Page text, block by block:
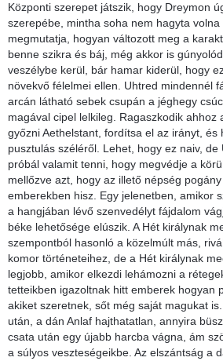
Központi szerepet játszik, hogy Dreymon
szerepébe, mintha soha nem hagyta
megmutatja, hogyan változott meg a
benne szikra és báj, még akkor is
veszélybe kerül, bár hamar kiderül, hogy
növekvő félelmei ellen. Uhtred mindennél
arcán látható sebek csupán a jéghegy
magával cipel lelkileg. Ragaszkodik ahhoz
győzni Aethelstant, fordítsa el az irányt, és
pusztulás széléről. Lehet, hogy ez naiv,
próbál valamit tenni, hogy megvédje a
mellőzve azt, hogy az illető népség
emberekben hisz. Egy jelenetben, amikor
a hangjában lévő szenvedélyt fájdalom
béke lehetősége elúszik. A Hét királynak
szempontból hasonló a közelmúlt más,
komor történeteihez, de a Hét királynak
legjobb, amikor elkezdi lehámozni a
tetteikben igazoltnak hitt emberek hogyan
akiket szeretnek, sőt még saját magukat
után, a dán Anlaf hajthatatlan, annyira
csata után egy újabb harcba vágna, ám
a súlyos veszteségeikbe. Az elszántság a